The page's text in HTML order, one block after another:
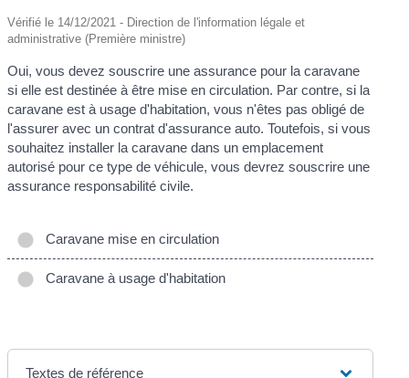
Vérifié le 14/12/2021 - Direction de l'information légale et
administrative (Première ministre)
Oui, vous devez souscrire une assurance pour la caravane
si elle est destinée à être mise en circulation. Par contre, si la
caravane est à usage d'habitation, vous n'êtes pas obligé de
l'assurer avec un contrat d'assurance auto. Toutefois, si vous
souhaitez installer la caravane dans un emplacement
autorisé pour ce type de véhicule, vous devrez souscrire une
assurance responsabilité civile.
Caravane mise en circulation
Caravane à usage d'habitation
Textes de référence